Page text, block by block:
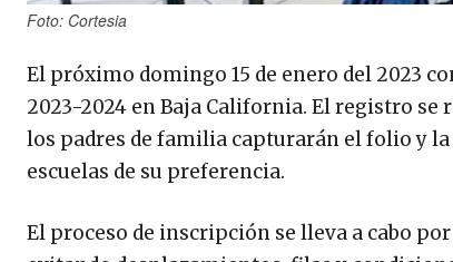
Foto: Cortesia
El próximo domingo 15 de enero del 2023
2023-2024 en Baja California. El registro se
los padres de familia capturarán el folio y
escuelas de su preferencia.
El proceso de inscripción se lleva a cabo